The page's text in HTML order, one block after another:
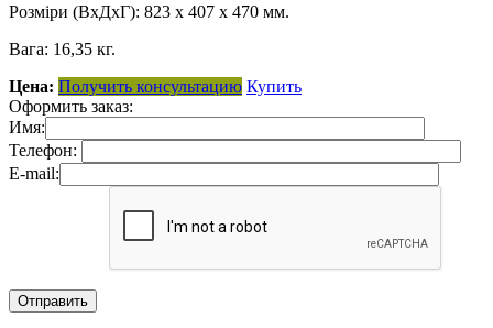
Розміри (ВхДхГ): 823 х 407 х 470 мм.
Вага: 16,35 кг.
Цена: Получить консультацию Купить
Оформить заказ:
Имя:
Телефон:
E-mail: